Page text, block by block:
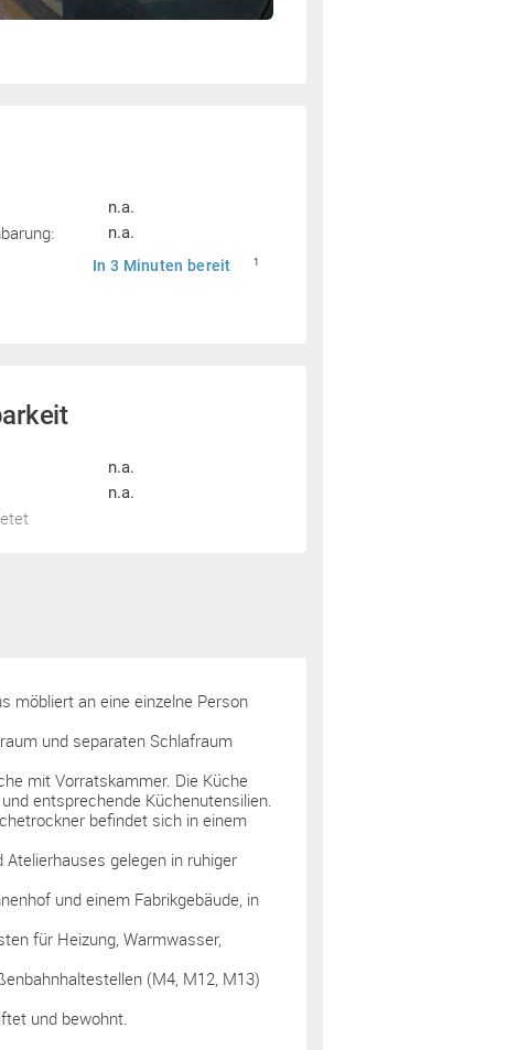
n.a.
n.a.
In 3 Minuten bereit 1
n.a.
n.a.
möbliert an eine einzelne Person
und separaten Schlafraum
mit Vorratskammer. Die Küche
entsprechende Küchenutensilien.
befindet sich in einem
gelegen in ruhiger
und einem Fabrikgebäude, in
für Heizung, Warmwasser,
(M4, M12, M13)
und bewohnt.